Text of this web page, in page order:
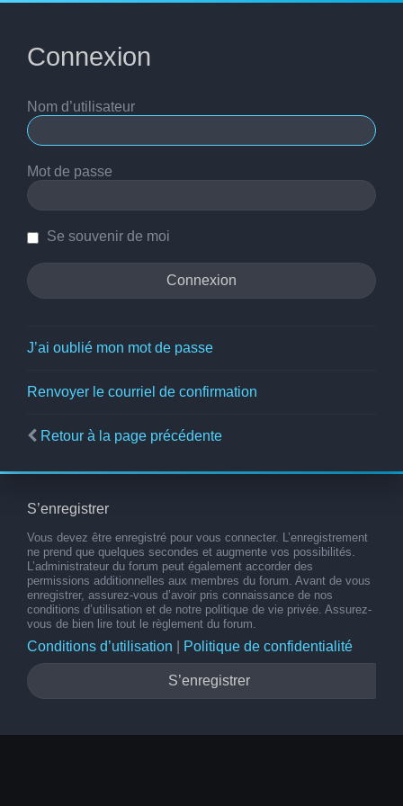
Connexion
Nom d’utilisateur
Mot de passe
Se souvenir de moi
J’ai oublié mon mot de passe
Renvoyer le courriel de confirmation
Retour à la page précédente
S’enregistrer
Vous devez être enregistré pour vous connecter. L’enregistrement
ne prend que quelques secondes et augmente vos possibilités.
L’administrateur du forum peut également accorder des
permissions additionnelles aux membres du forum. Avant de vous
enregistrer, assurez-vous d’avoir pris connaissance de nos
conditions d’utilisation et de notre politique de vie privée. Assurez-
vous de bien lire tout le règlement du forum.
Conditions d’utilisation Politique de confidentialité
S’enregistrer